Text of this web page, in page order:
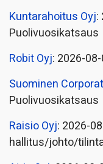
Kuntarahoitus Oyj:
Puolivuosikatsaus
Robit Oyj: 2026-
Suominen
Puolivuosikatsaus
Raisio Oyj: 2026-
hallitus/johto/